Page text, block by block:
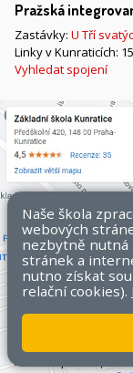
Pražská
Zastávky: U Tří
Linky v Kunraticích:
Vyhledat spojení
stránek
Naše škola
webových
nezbytně nutná
stránek a
nutno získat
relační cookies).